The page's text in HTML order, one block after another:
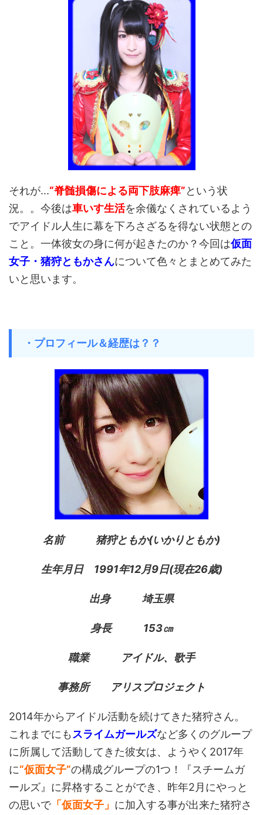
それが...“脊髄損傷による両下肢麻痺”という状
況。。今後は車いす生活を余儀なくされているよう
でアイドル人生に幕を下ろさざるを得ない状態との
こと。一体彼女の身に何が起きたのか？今回は仮面
女子・猪狩ともかさんについて色々とまとめてみた
いと思います。
・プロフィール＆経歴は？？
名前 猪狩ともか(いかりともか)
生年月日 1991年12月9日(現在26歳)
出身 埼玉県
身長 153㎝
職業 アイドル、歌手
事務所 アリスプロジェクト
2014年からアイドル活動を続けてきた猪狩さん。
これまでにも スライムガールズなど多くのグループ
に所属して活動してきた彼女は、ようやく2017年
に“仮面女子”の構成グループの1つ！『スチームガ
ールズ』に昇格することができ、昨年2月にやっと
の思いで「仮面女子」 に加入する事が出来た猪狩さ